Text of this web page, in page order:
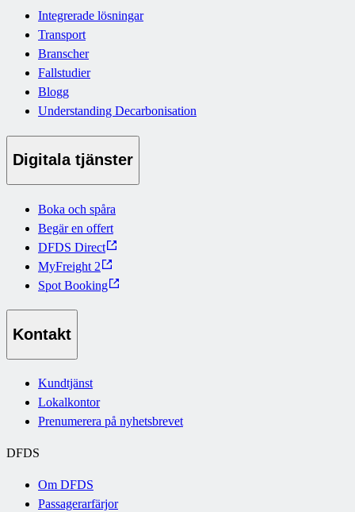
Integrerade lösningar
Transport
Branscher
Fallstudier
Blogg
Understanding Decarbonisation
Digitala tjänster
Boka och spåra
Begär en offert
DFDS Direct
MyFreight 2
Spot Booking
Kontakt
Kundtjänst
Lokalkontor
Prenumerera på nyhetsbrevet
DFDS
Om DFDS
Passagerarfärjor